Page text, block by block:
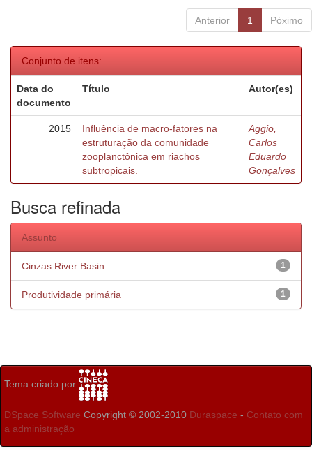
Anterior 1 Póximo
Conjunto de itens:
Data do
documento
Título Autor(es)
2015
Influência de macro-fatores na
estruturação da comunidade
zooplanctônica em riachos
subtropicais.
Aggio,
Carlos
Eduardo
Gonçalves
Busca refinada
Assunto
1
Cinzas River Basin
1
Produtividade primária
Tema criado por
DSpace Software Copyright © 2002-2010 Duraspace - Contato com
a administração